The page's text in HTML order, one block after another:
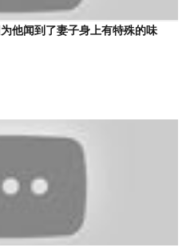
他闻到了妻子身上有特殊的味